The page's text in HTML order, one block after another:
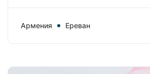
Армения Ереван